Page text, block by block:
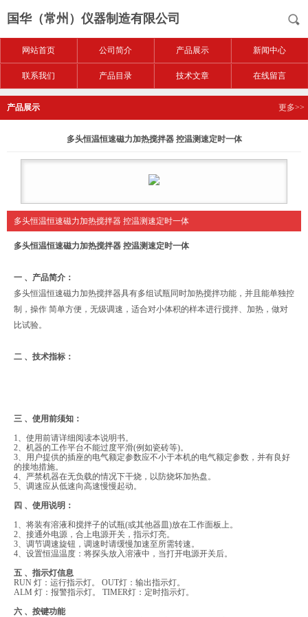
国华（常州）仪器制造有限公司
网站首页 公司简介 产品展示 新闻中心
联系我们 产品目录 技术文章 在线留言
产品展示 更多>>
多头恒温恒速磁力加热搅拌器 控温测速定时一体
多头恒温恒速磁力加热搅拌器 控温测速定时一体
多头恒温恒速磁力加热搅拌器 控温测速定时一体
一 、产品简介：
多头恒温恒速磁力加热搅拌器具有多组试瓶同时加热搅拌功能，并且能单独控
制，操作 简单方便，无级调速，适合对小体积的样本进行搅拌、加热，做对
比试验。
二 、技术指标：
三 、使用前须知：
1、使用前请详细阅读本说明书。
2、机器的工作平台不能过度平滑(例如瓷砖等)。
3、用户提供的插座的电气额定参数应不小于本机的电气额定参数，并有良好
的接地措施。
4、严禁机器在无负载的情况下干烧，以防烧坏加热盘。
5、调速应从低速向高速慢慢起动。
四 、使用说明：
1、将装有溶液和搅拌子的试瓶(或其他器皿)放在工作面板上。
2、接通外电源，合上电源开关，指示灯亮。
3、调节调速旋钮，调速时请缓慢加速至所需转速。
4、设置恒温温度：将探头放入溶液中，当打开电源开关后。
五 、指示灯信息
RUN 灯：运行指示灯。 OUT灯：输出指示灯。
ALM 灯：报警指示灯。 TIMER灯：定时指示灯。
六 、按键功能